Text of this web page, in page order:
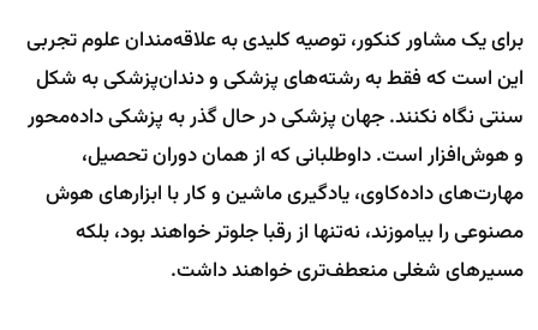
برای یک مشاور کنکور، توصیه کلیدی به علاقه‌مندان علوم تجربی
این است که فقط به رشته‌های پزشکی و دندان‌پزشکی به شکل
سنتی نگاه نکنند. جهان پزشکی در حال گذر به پزشکی داده‌محور
و هوش‌افزار است. داوطلبانی که از همان دوران تحصیل،
مهارت‌های داده‌کاوی، یادگیری ماشین و کار با ابزارهای هوش
مصنوعی را بیاموزند، نه‌تنها از رقبا جلوتر خواهند بود، بلکه
مسیرهای شغلی منعطف‌تری خواهند داشت.